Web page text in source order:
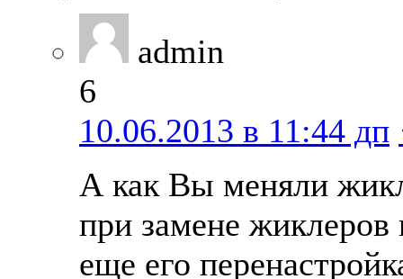
admin
6
10.06.2013 в 11:44 дп
А как Вы меняли
при замене жиклеров
еще его